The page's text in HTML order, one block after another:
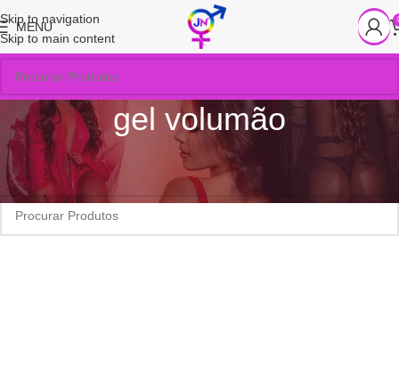
Skip to navigation
Skip to main content
MENU
gel volumão
Início Produtos marcados com a tag “gel volumão”
Nenhum produto foi encontrado para a sua seleção.